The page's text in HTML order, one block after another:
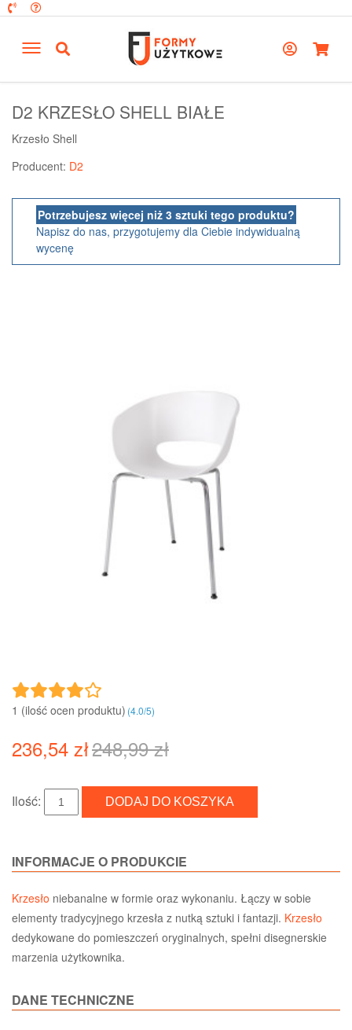
D2 KRZESŁO SHELL BIAŁE
Krzesło Shell
Producent: D2
Potrzebujesz więcej niż 3 sztuki tego produktu?
Napisz do nas, przygotujemy dla Ciebie indywidualną
wycenę
1 (ilość ocen produktu)‎(4.0/5)
236,54 zł248,99 zł
Ilość:
INFORMACJE O PRODUKCIE
Krzesło niebanalne w formie oraz wykonaniu. Łączy w sobie
elementy tradycyjnego krzesła z nutką sztuki i fantazji. Krzesło
dedykowane do pomieszczeń oryginalnych, spełni disegnerskie
marzenia użytkownika.
DANE TECHNICZNE